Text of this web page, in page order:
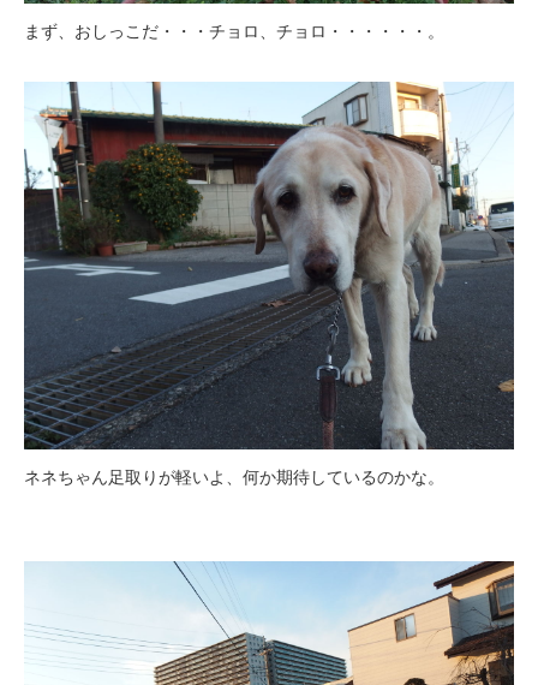
まず、おしっこだ・・・チョロ、チョロ・・・・・・。
ネネちゃん足取りが軽いよ、何か期待しているのかな。